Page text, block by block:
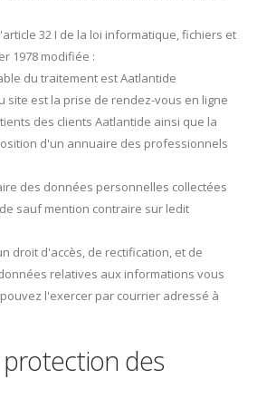
32 I de la loi informatique, fichiers et
1978 modifiée :
du traitement est Aatlantide
site est la prise de rendez-vous en ligne
des clients Aatlantide ainsi que la
d'un annuaire des professionnels
des données personnelles collectées
sauf mention contraire sur ledit
droit d'accès, de rectification, et de
relatives aux informations vous
l'exercer par courrier adressé à
protection des